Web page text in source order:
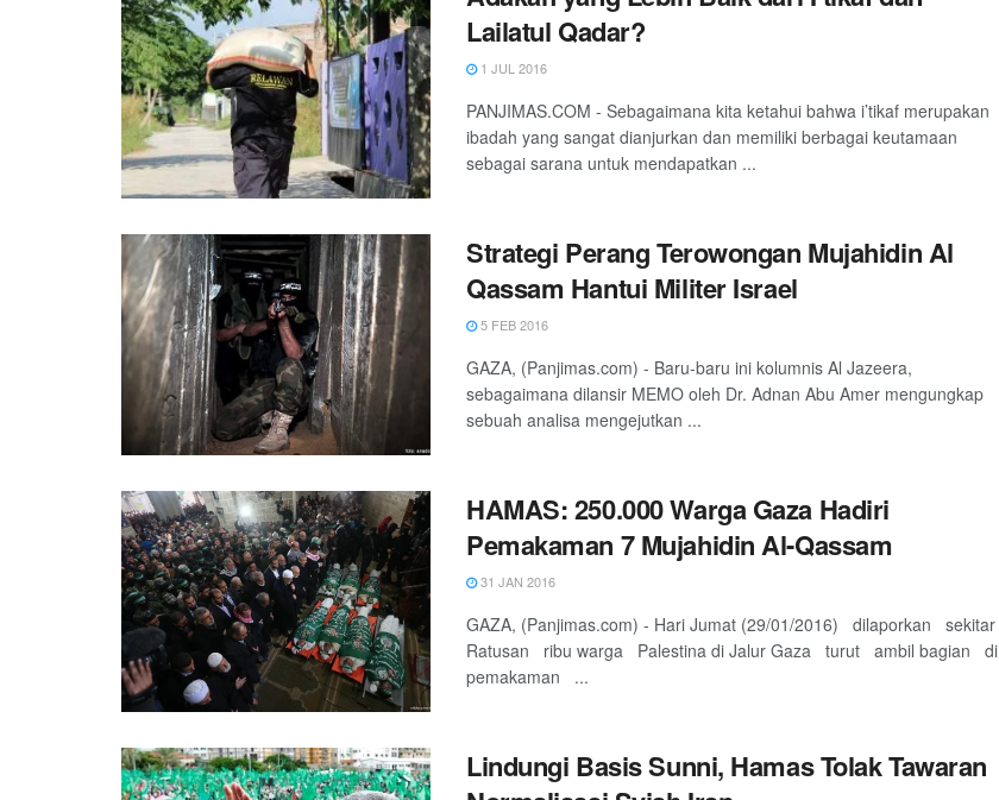
Lailatul Qadar?
1 JUL 2016
PANJIMAS.COM - Sebagaimana kita ketahui bahwa i’tikaf merupakan
ibadah yang sangat dianjurkan dan memiliki berbagai keutamaan
sebagai sarana untuk mendapatkan ...
Strategi Perang Terowongan Mujahidin Al
Qassam Hantui Militer Israel
5 FEB 2016
GAZA, (Panjimas.com) - Baru-baru ini kolumnis Al Jazeera,
sebagaimana dilansir MEMO oleh Dr. Adnan Abu Amer mengungkap
sebuah analisa mengejutkan ...
HAMAS: 250.000 Warga Gaza Hadiri
Pemakaman 7 Mujahidin Al-Qassam
31 JAN 2016
GAZA, (Panjimas.com) - Hari Jumat (29/01/2016) dilaporkan sekitar
Ratusan ribu warga Palestina di Jalur Gaza turut ambil bagian di
pemakaman ...
Lindungi Basis Sunni, Hamas Tolak Tawaran